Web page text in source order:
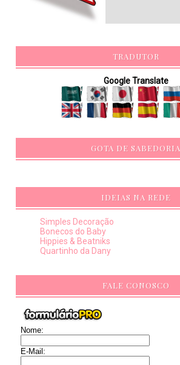
TRADUTOR
Google Translate
GOTA DE SABEDORIA
IDEIAS NA REDE
Simples Decoração
Bonecos do Baby
Hippies & Beatniks
Quartinho da Dany
FALE CONOSCO
Nome:
E-Mail: